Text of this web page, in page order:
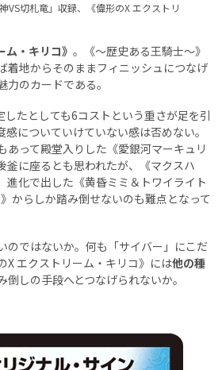
VS切札竜」収録、《偉形のX エクストリ
ム・キリコ》 。《～歴史ある王騎士～》
着地からそのままフィニッシュにつなげ
のカードである。
たとしても6コストという重さが足を引
についていけていない感は否めない。
あって殿堂入りした《愛銀河マーキュリ
釜に座るとも思われたが、《マクスハ
進化で出した《黄昏ミミ＆トワイライト
からしか踏み倒せないのも難点となって
のではないか。何も「サイバー」にこだ
X エクストリーム・キリコ》には他の種
しの手段へとつなげられないか。